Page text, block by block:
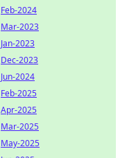
Feb-2024
Mar-2023
Jan-2023
Dec-2023
Jun-2024
Feb-2025
Apr-2025
Mar-2025
May-2025